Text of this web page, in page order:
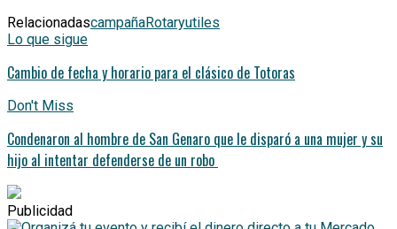
RelacionadascampañaRotaryutiles
Lo que sigue
Cambio de fecha y horario para el clásico de Totoras
Don't Miss
Condenaron al hombre de San Genaro que le disparó a una mujer y su
hijo al intentar defenderse de un robo
Publicidad